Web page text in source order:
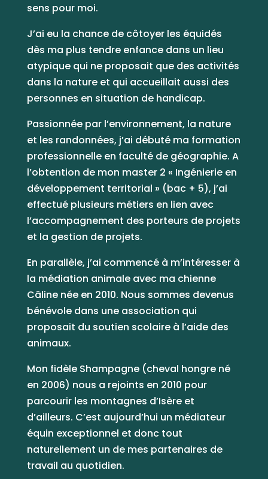
sens pour moi.
J’ai eu la chance de côtoyer les équidés
dès ma plus tendre enfance dans un lieu
atypique qui ne proposait que des activités
dans la nature et qui accueillait aussi des
personnes en situation de handicap.
Passionnée par l’environnement, la nature
et les randonnées, j’ai débuté ma formation
professionnelle en faculté de géographie. A
l’obtention de mon master 2 « Ingénierie en
développement territorial » (bac + 5), j’ai
effectué plusieurs métiers en lien avec
l’accompagnement des porteurs de projets
et la gestion de projets.
En parallèle, j’ai commencé à m’intéresser à
la médiation animale avec ma chienne
Câline née en 2010. Nous sommes devenus
bénévole dans une association qui
proposait du soutien scolaire à l’aide des
animaux.
Mon fidèle Shampagne (cheval hongre né
en 2006) nous a rejoints en 2010 pour
parcourir les montagnes d’Isère et
d’ailleurs. C’est aujourd’hui un médiateur
équin exceptionnel et donc tout
naturellement un de mes partenaires de
travail au quotidien.